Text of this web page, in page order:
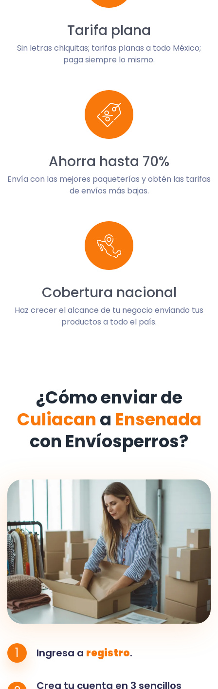
Tarifa plana
Sin letras chiquitas; tarifas planas a todo México;
paga siempre lo mismo.
Ahorra hasta 70%
Envía con las mejores paqueterías y obtén las tarifas
de envíos más bajas.
Cobertura nacional
Haz crecer el alcance de tu negocio enviando tus
productos a todo el país.
¿Cómo enviar de
Culiacan a Ensenada
con Envíosperros?
1 Ingresa a registro.
Crea tu cuenta en 3 sencillos